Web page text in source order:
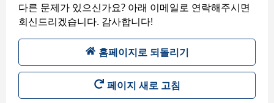
다른 문제가 있으신가요? 아래 이메일로 연락해주시면
회신드리겠습니다. 감사합니다!
홈페이지로 되돌리기
페이지 새로 고침